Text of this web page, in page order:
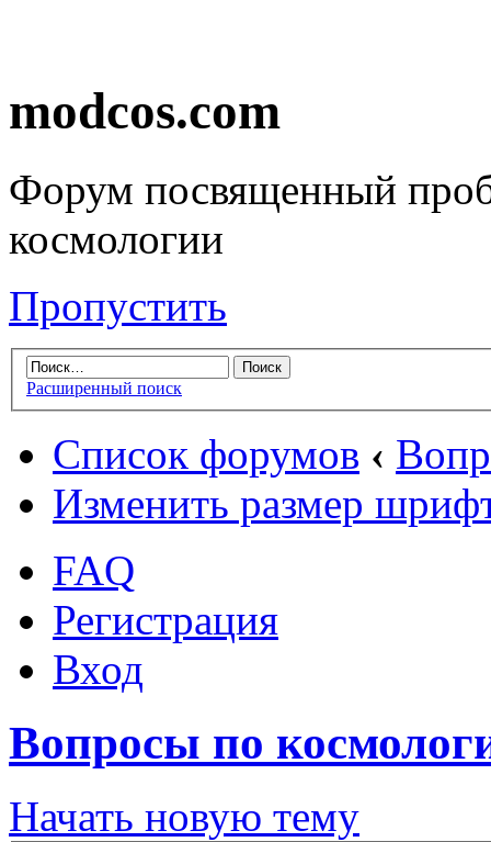
modcos.com
Форум посвященный
космологии
Пропустить
Расширенный поиск
Список форумов ‹
Изменить размер
FAQ
Регистрация
Вход
Вопросы по
Начать новую тему